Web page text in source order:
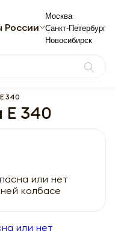
России
Москва
Санкт-Петербург
Новосибирск
340
Е 340
или нет
или нет
колбасе